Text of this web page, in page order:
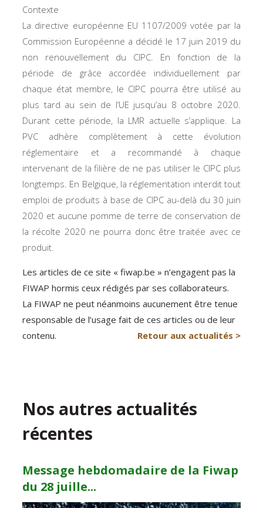
Contexte
La directive européenne EU 1107/2009 votée par la
Commission Européenne a décidé le 17 juin 2019 du
non renouvellement du CIPC. En fonction de la
période de grâce accordée individuellement par
chaque état membre, le CIPC pourra être utilisé au
plus tard au sein de l’UE jusqu’au 8 octobre 2020.
Durant cette période, la LMR actuelle s’applique. La
PVC adhère complètement à cette évolution
réglementaire et a recommandé à chaque
intervenant de la filière de ne pas utiliser le CIPC plus
longtemps. En Belgique, la réglementation interdit tout
emploi de produits à base de CIPC au-delà du 30 juin
2020 et aucune pomme de terre de conservation de
la récolte 2020 ne pourra donc être traitée avec ce
produit.
Les articles de ce site « fiwap.be » n’engagent pas la
FIWAP hormis ceux rédigés par ses collaborateurs.
La FIWAP ne peut néanmoins aucunement être tenue
responsable de l’usage fait de ces articles ou de leur
contenu.
Retour aux actualités >
Nos autres actualités
récentes
Message hebdomadaire de la Fiwap
du 28 juille...